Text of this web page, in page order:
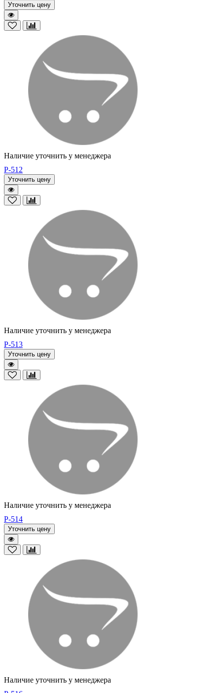
Уточнить цену
Наличие уточнить у менеджера
P-512
Уточнить цену
Наличие уточнить у менеджера
P-513
Уточнить цену
Наличие уточнить у менеджера
P-514
Уточнить цену
Наличие уточнить у менеджера